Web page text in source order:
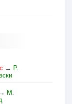
→ Р.
→ М.